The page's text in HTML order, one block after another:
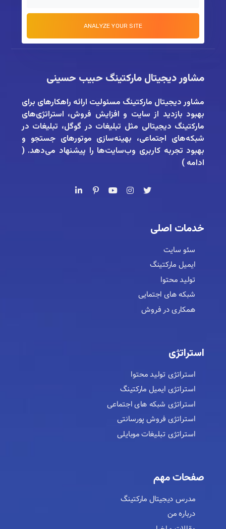
مشاور دیجیتال مارکتینگ حبیب حسینی
مشاور دیجیتال مارکتینگ مسئولیت ارائه راهکارهای برای
بهبود بازدید از سایت و افزایش فروش، استراتژی‌های
مارکتینگ دیجیتالی مثل تبلیغات در گوگل، تبلیغات در
شبکه‌های اجتماعی، بهینه‌سازی موتورهای جستجو و
بهبود تجربه کاربری وب‌سایت‌ها را پیشنهاد می‌دهد. (
ادامه )
خدمات اصلی
سئو سایت
ایمیل مارکتینگ
تولید محتوا
شبکه های اجتمایی
همکاری در فروش
استراتژی
استراتژی تولید محتوا
استراتژی ایمیل مارکتینگ
استراتژی شبکه های اجتماعی
استراتژی فروش پورسانتی
استراتژی تبلیغات موبایلی
صفحات مهم
مدرس دیجیتال مارکتینگ
درباره من